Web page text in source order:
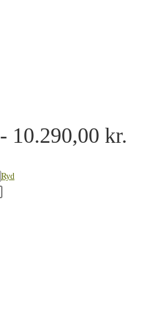
- 10.290,00 kr.
Ryd